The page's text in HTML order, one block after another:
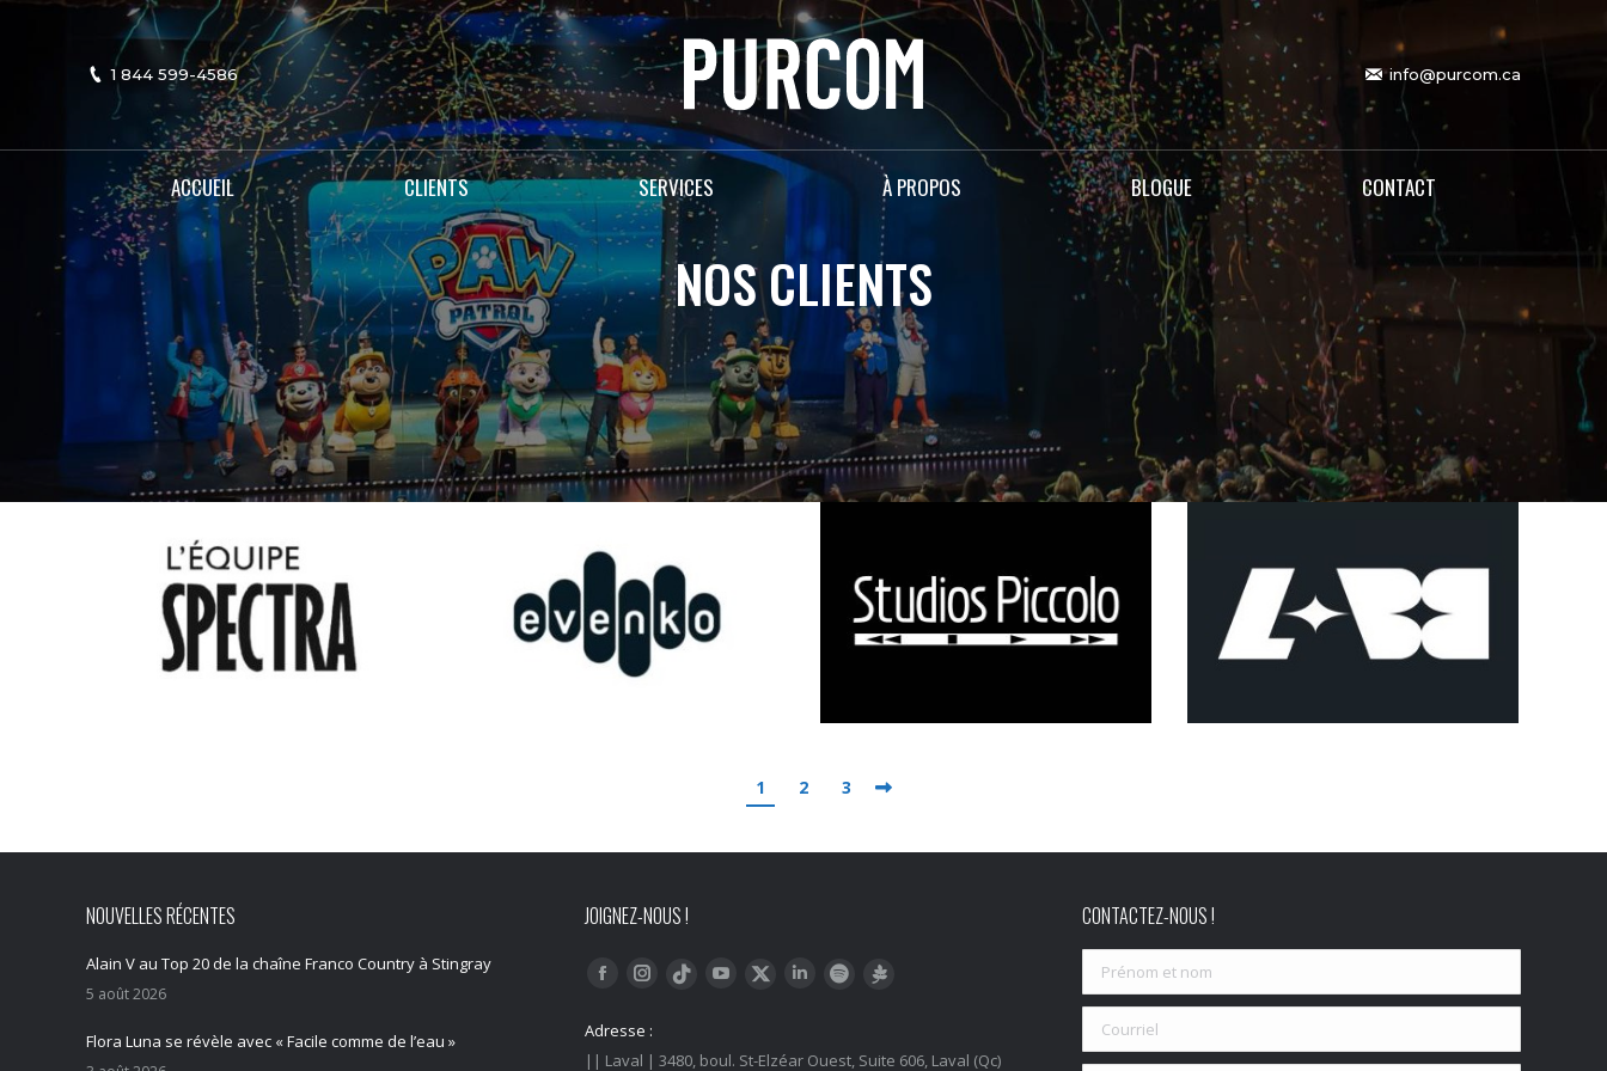
1 844 599-4586 info@purcom.ca
ACCUEIL CLIENTS SERVICES À PROPOS BLOGUE CONTACT
NOS CLIENTS
1 2 3
NOUVELLES RÉCENTES
Alain V au Top 20 de la chaîne Franco Country à Stingray
5 août 2026
Flora Luna se révèle avec « Facile comme de l’eau »
JOIGNEZ-NOUS !
Trouvez nous sur :
FacebookInstagram
Tiktok YouTubeTwitter LinkedInSpotifyLinktree
Adresse :
|| Laval | 3480, boul. St-Elzéar Ouest, Suite 606, Laval (Qc)
CONTACTEZ-NOUS !